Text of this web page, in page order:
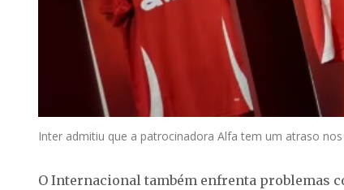
Inter admitiu que a patrocinadora Alfa tem um atraso
O Internacional também enfrenta problemas